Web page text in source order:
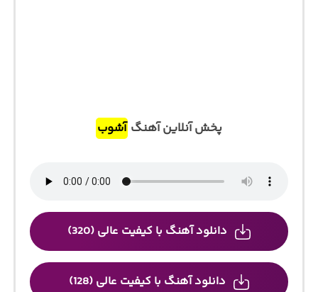
پخش آنلاین آهنگ آشوب
دانلود آهنگ با کیفیت عالی (320)
دانلود آهنگ با کیفیت عالی (128)